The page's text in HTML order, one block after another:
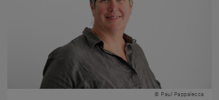
© Paul Pappalecca